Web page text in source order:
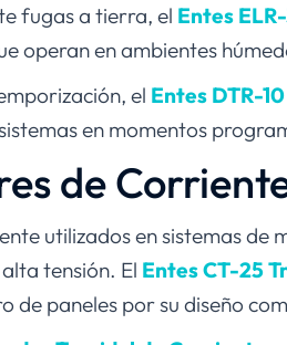
fugas a tierra, el Entes
operan en ambientes
el Entes DTR-
en momentos
de
utilizados en sistemas de
tensión. El Entes CT-25
de paneles por su diseño